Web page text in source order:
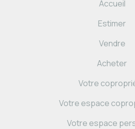
Accueil
Estimer
Vendre
Acheter
Votre
Votre espace
Votre espace